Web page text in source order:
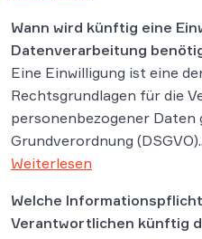
Wann wird künftig eine
Datenverarbeitung
Eine Einwilligung ist eine
Rechtsgrundlagen für die
personenbezogener Daten
Grundverordnung
Weiterlesen
Welche
Verantwortlichen künftig